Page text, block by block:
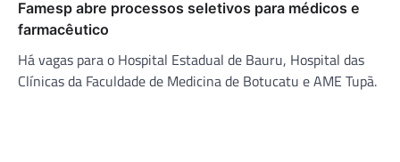
Famesp abre processos seletivos para médicos e
farmacêutico
Há vagas para o Hospital Estadual de Bauru, Hospital das
Clínicas da Faculdade de Medicina de Botucatu e AME Tupã.